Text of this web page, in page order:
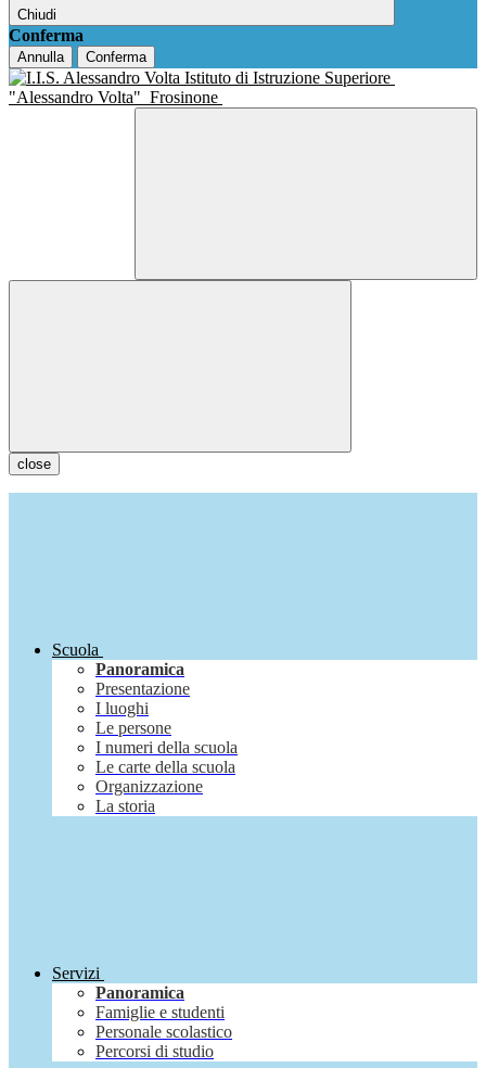
Chiudi
Conferma
Annulla Conferma
Istituto di Istruzione Superiore
"Alessandro Volta" Frosinone
close
Scuola
Panoramica
Presentazione
I luoghi
Le persone
I numeri della scuola
Le carte della scuola
Organizzazione
La storia
Servizi
Panoramica
Famiglie e studenti
Personale scolastico
Percorsi di studio